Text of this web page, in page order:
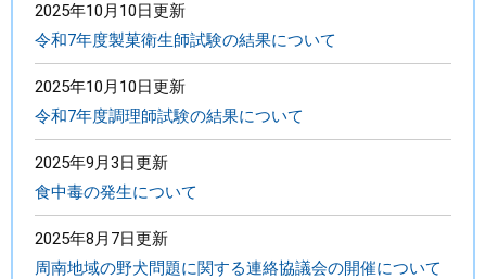
2025年10月10日更新
令和7年度製菓衛生師試験の結果について
2025年10月10日更新
令和7年度調理師試験の結果について
2025年9月3日更新
食中毒の発生について
2025年8月7日更新
周南地域の野犬問題に関する連絡協議会の開催について